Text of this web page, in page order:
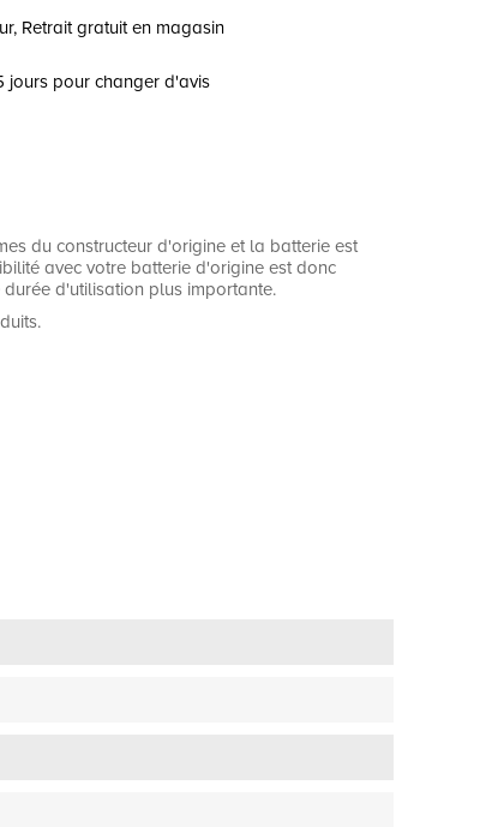
Retrait gratuit en magasin
jours pour changer d'avis
du constructeur d'origine et la batterie est
avec votre batterie d'origine est donc
d'utilisation plus importante.